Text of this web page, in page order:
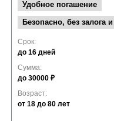
Удобное погашение
Безопасно, без залога
Срок:
до 16 дней
Сумма:
до 30000 ₽
Возраст:
от 18 до 80 лет